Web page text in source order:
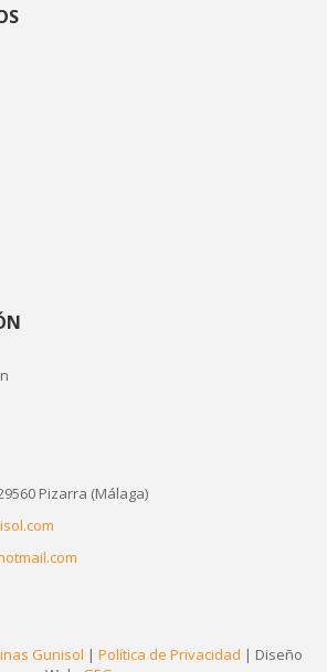
Pizarra (Málaga)
Gunisol |Política de Privacidad | Diseño